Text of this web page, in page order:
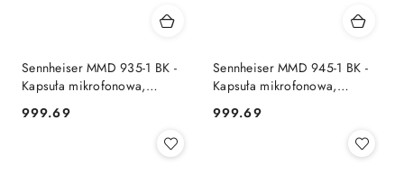
Sennheiser MMD 935-1 BK -
Kapsuła mikrofonowa,
SHURE
Cena:
999.69
Sennheiser MMD 945-1 BK -
Kapsuła mikrofonowa,
Cena:
999.69